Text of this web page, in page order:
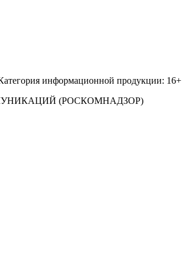
информационной продукции: 16+
(РОСКОМНАДЗОР)